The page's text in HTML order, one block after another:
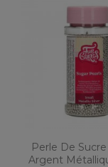
Perle De
Argent